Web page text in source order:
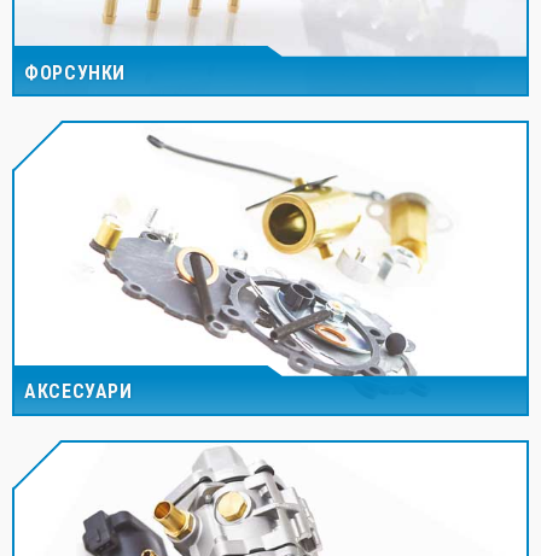
ФОРСУНКИ
АКСЕСУАРИ